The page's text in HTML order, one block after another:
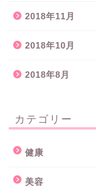
2018年11月
2018年10月
2018年8月
カテゴリー
健康
美容